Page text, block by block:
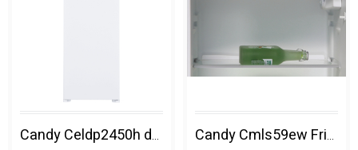
Candy Celdp2450h da Incasso 205 L e Bianco Candy Cmls59ew Frigorifero da Incasso 135 L e Bianco